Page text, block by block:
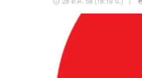
อัปเดตจีน